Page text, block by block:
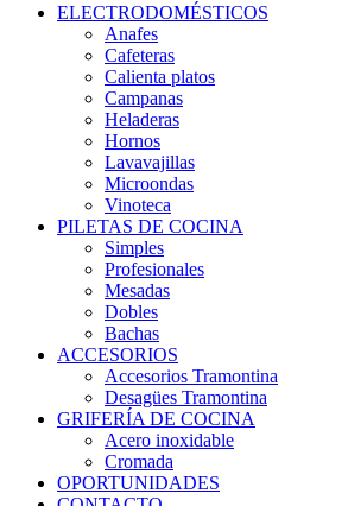
ELECTRODOMÉSTICOS
Anafes
Cafeteras
Calienta platos
Campanas
Heladeras
Hornos
Lavavajillas
Microondas
Vinoteca
PILETAS DE COCINA
Simples
Profesionales
Mesadas
Dobles
Bachas
ACCESORIOS
Accesorios Tramontina
Desagües Tramontina
GRIFERÍA DE COCINA
Acero inoxidable
Cromada
OPORTUNIDADES